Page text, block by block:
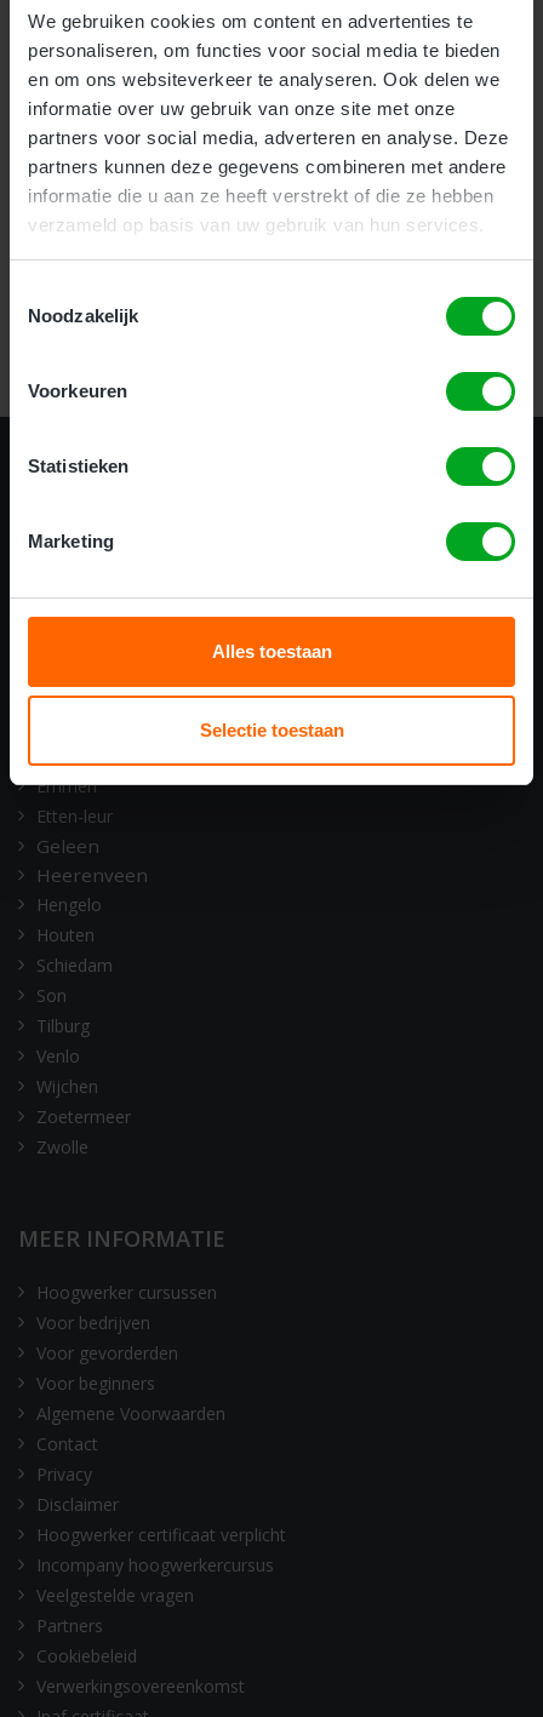
We gebruiken cookies om content en advertenties te
personaliseren, om functies voor social media te bieden
en om ons websiteverkeer te analyseren. Ook delen we
informatie over uw gebruik van onze site met onze
partners voor social media, adverteren en analyse. Deze
partners kunnen deze gegevens combineren met andere
informatie die u aan ze heeft verstrekt of die ze hebben
verzameld op basis van uw gebruik van hun services.
Noodzakelijk
Voorkeuren
Statistieken
Marketing
Alles toestaan
Selectie toestaan
Voor bedrijven bieden wij onze nieuwe en zeer effectieve
uurs Incompany trainingaan.
Als particulier kunt u uw hoogwerker certificaat halen
opmeerdere locatiesdoor heel het land.
ONZE OPLEIDINGSLOCATIES
Barneveld
Emmen
Etten-leur
Geleen
Heerenveen
Hengelo
Houten
Schiedam
Son
Tilburg
Venlo
Wijchen
Zoetermeer
Zwolle
MEER INFORMATIE
Hoogwerker cursussen
Voor bedrijven
Voor gevorderden
Voor beginners
Algemene Voorwaarden
Contact
Privacy
Disclaimer
Hoogwerker certificaat verplicht
Incompany hoogwerkercursus
Veelgestelde vragen
Partners
Cookiebeleid
Verwerkingsovereenkomst